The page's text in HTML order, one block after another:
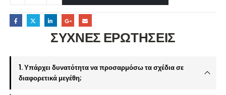
ΣΥΧΝΕΣ ΕΡΩΤΗΣΕΙΣ
1. Υπάρχει δυνατότητα να προσαρμόσω τα σχέδια σε
διαφορετικά μεγέθη;